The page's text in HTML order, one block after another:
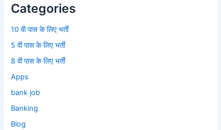
Categories
10 वी पास के लिए भर्ती
5 वी पास के लिए भर्ती
8 वी पास के लिए भर्ती
Apps
bank job
Banking
Blog